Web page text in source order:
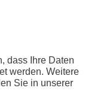
dass Ihre Daten
werden. Weitere
Sie in unserer